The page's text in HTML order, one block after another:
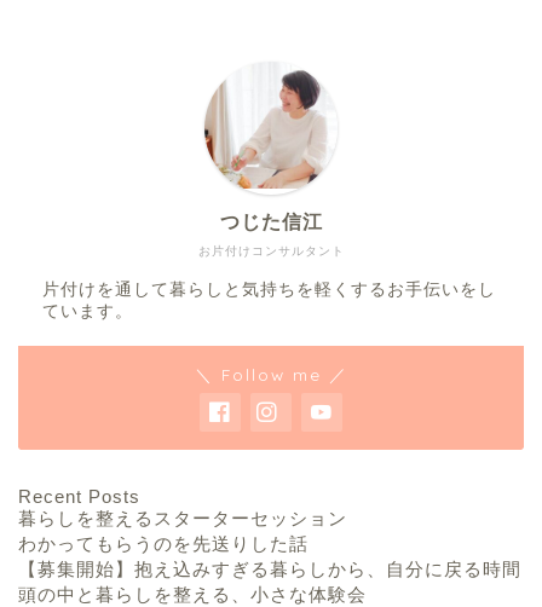
お片付けコンサルタント
つじた信江
片付けを通して暮らしと気持ちを軽くするお手伝いをし
ています。
＼ Follow me ／
Recent Posts
暮らしを整えるスターターセッション
わかってもらうのを先送りした話
【募集開始】抱え込みすぎる暮らしから、自分に戻る時間
頭の中と暮らしを整える、小さな体験会